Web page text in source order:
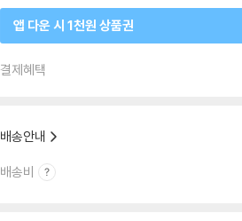
앱 다운 시 1천원 상품권
결제혜택
배송안내
배송비